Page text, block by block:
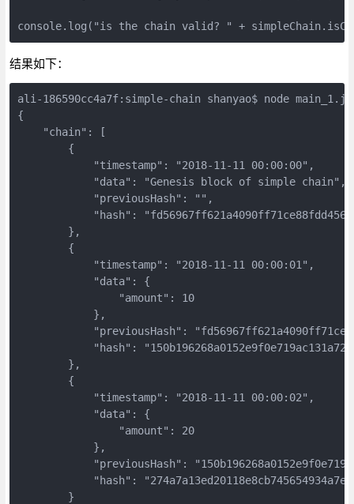
结果如下：
ali-186590cc4a7f:simple-chain shanyao$ node
{
    "chain": [
        {
            "timestamp": "2018-11-11 00:00:00",
            "data": "Genesis block of simple chain",
            "previousHash": "",
"hash":
        },
        {
            "timestamp": "2018-11-11 00:00:01",
            "data": {
                "amount": 10
            },
"previousHash":
"hash":
        },
        {
            "timestamp": "2018-11-11 00:00:02",
            "data": {
                "amount": 20
            },
"previousHash":
"hash":
        }